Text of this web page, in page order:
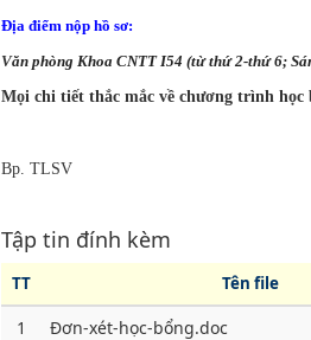
Địa điểm nộp hồ sơ:
Văn phòng Khoa CNTT I54 (từ thứ 2-thứ 6;
Mọi chi tiết thắc mắc về chương trình học
Bp. TLSV
Tập tin đính kèm
TT Tên file
1 Đơn-xét-học-bổng.doc